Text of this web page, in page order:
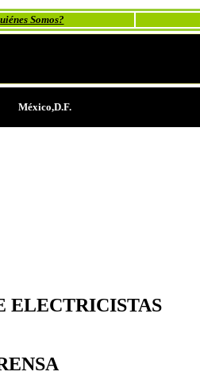
Somos?
México,D.F.
ELECTRICISTAS